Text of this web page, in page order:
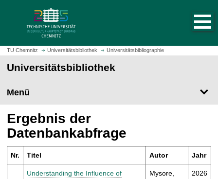
z
m
t
e
i
t
u
f
u
f
TU Chemnitz Universitätsbibliothek Universitätsbibliographie
Universitätsbibliothek
Menü
Ergebnis der
Datenbankabfrage
Nr. Titel Autor Jahr
Understanding the Influence of
Mysore,
2026